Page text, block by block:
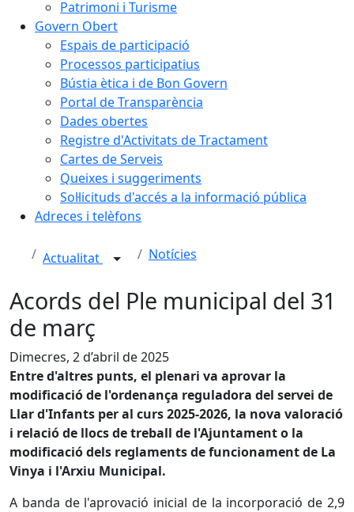
Patrimoni i Turisme
Govern Obert
Espais de participació
Processos participatius
Bústia ètica i de Bon Govern
Portal de Transparència
Dades obertes
Registre d'Activitats de Tractament
Cartes de Serveis
Queixes i suggeriments
Sol·licituds d'accés a la informació pública
Adreces i telèfons
Actualitat Notícies
Acords del Ple municipal del 31
de març
Dimecres, 2 d’abril de 2025
Entre d'altres punts, el plenari va aprovar la
modificació de l'ordenança reguladora del servei de
Llar d'Infants per al curs 2025-2026, la nova valoració
i relació de llocs de treball de l'Ajuntament o la
modificació dels reglaments de funcionament de La
Vinya i l'Arxiu Municipal.
A banda de l'aprovació inicial de la incorporació de 2,9